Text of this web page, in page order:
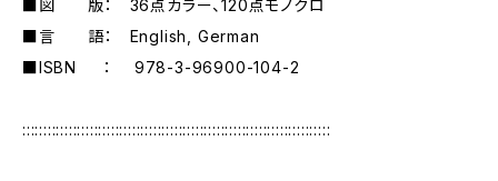
■図 版： 36点カラー、120点モノクロ
■言 語： English, German
■ISBN ： 978-3-96900-104-2
:::::::::::::::::::::::::::::::::::::::::::::::::::::::::::::::::::::::::